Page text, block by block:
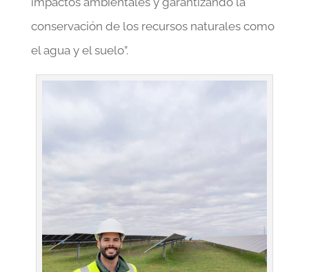
conservación de los recursos naturales como
el agua y el suelo”.